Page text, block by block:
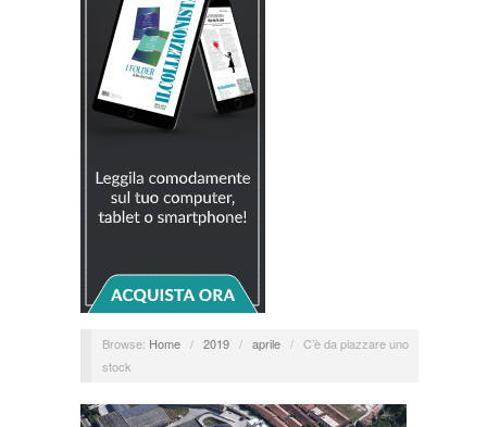
Browse: Home / 2019 / aprile / C’è da piazzare uno
stock